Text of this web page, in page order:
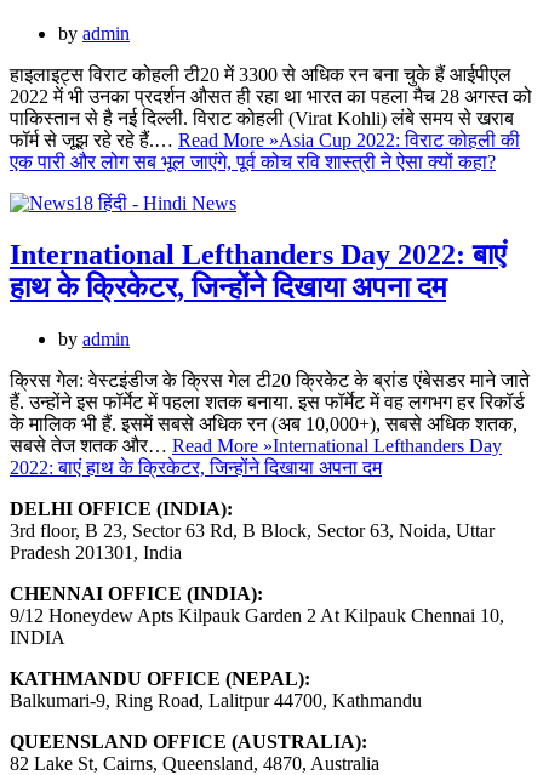
by admin
हाइलाइट्स विराट कोहली टी20 में 3300 से अधिक रन बना चुके हैं आईपीएल
2022 में भी उनका प्रदर्शन औसत ही रहा था भारत का पहला मैच 28 अगस्त को
पाकिस्तान से है नई दिल्ली. विराट कोहली (Virat Kohli) लंबे समय से खराब
फॉर्म से जूझ रहे रहे हैं.… Read More »Asia Cup 2022: विराट कोहली की
एक पारी और लोग सब भूल जाएंगे, पूर्व कोच रवि शास्त्री ने ऐसा क्यों कहा?
International Lefthanders Day 2022: बाएं
हाथ के क्रिकेटर, जिन्होंने दिखाया अपना दम
by admin
क्रिस गेल: वेस्टइंडीज के क्रिस गेल टी20 क्रिकेट के ब्रांड एंबेसडर माने जाते
हैं. उन्होंने इस फॉर्मेट में पहला शतक बनाया. इस फॉर्मेट में वह लगभग हर रिकॉर्ड
के मालिक भी हैं. इसमें सबसे अधिक रन (अब 10,000+), सबसे अधिक शतक,
सबसे तेज शतक और… Read More »International Lefthanders Day
2022: बाएं हाथ के क्रिकेटर, जिन्होंने दिखाया अपना दम
DELHI OFFICE (INDIA):
3rd floor, B 23, Sector 63 Rd, B Block, Sector 63, Noida, Uttar
Pradesh 201301, India
CHENNAI OFFICE (INDIA):
9/12 Honeydew Apts Kilpauk Garden 2 At Kilpauk Chennai 10,
INDIA
KATHMANDU OFFICE (NEPAL):
Balkumari-9, Ring Road, Lalitpur 44700, Kathmandu
QUEENSLAND OFFICE (AUSTRALIA):
82 Lake St, Cairns, Queensland, 4870, Australia